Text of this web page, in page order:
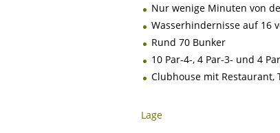
Nur wenige Minuten von
Wasserhindernisse auf 16
Rund 70 Bunker
10 Par-4-, 4 Par-3- und 4
Clubhouse mit Restaurant,
Lage